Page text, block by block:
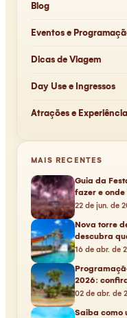
Blog
Eventos e
Dicas de Viagem
Day Use e Ingressos
Atrações e
MAIS RECENTES
Guia da
fazer e
22 de jun. de
Nova torre
descubra
você em
16 de abr. de
2026:
02 de abr. de
Saiba como